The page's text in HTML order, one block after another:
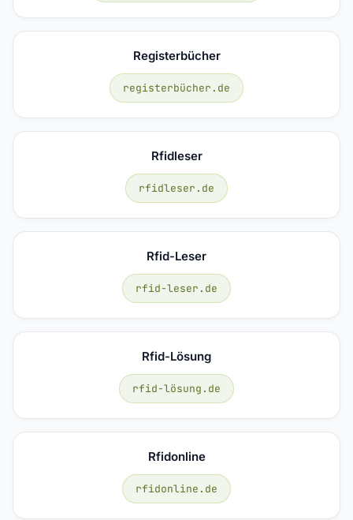
Registerbücher
registerbücher.de
Rfidleser
rfidleser.de
Rfid-Leser
rfid-leser.de
Rfid-Lösung
rfid-lösung.de
Rfidonline
rfidonline.de